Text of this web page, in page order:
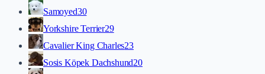
Samoyed30
Yorkshire Terrier29
Cavalier King Charles23
Sosis Köpek Dachshund20